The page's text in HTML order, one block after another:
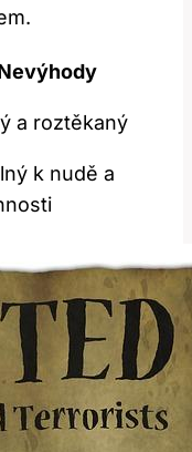
a roztěkaný
k nudě a